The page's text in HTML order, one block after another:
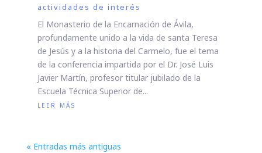
actividades de interés
El Monasterio de la Encarnación de Ávila,
profundamente unido a la vida de santa Teresa
de Jesús y a la historia del Carmelo, fue el tema
de la conferencia impartida por el Dr. José Luis
Javier Martín, profesor titular jubilado de la
Escuela Técnica Superior de...
leer más
« Entradas más antiguas